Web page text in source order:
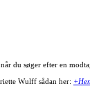
du søger efter en
Wulff sådan her: